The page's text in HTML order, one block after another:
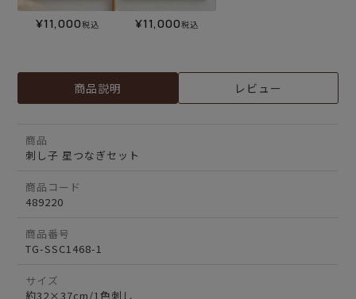
¥11,000税込 ¥11,000税込
商品説明 レビュー
商品
刺し子 星つなぎセット
商品コード
489220
商品番号
TG-SSC1468-1
サイズ
約32×37cm/1色刺し